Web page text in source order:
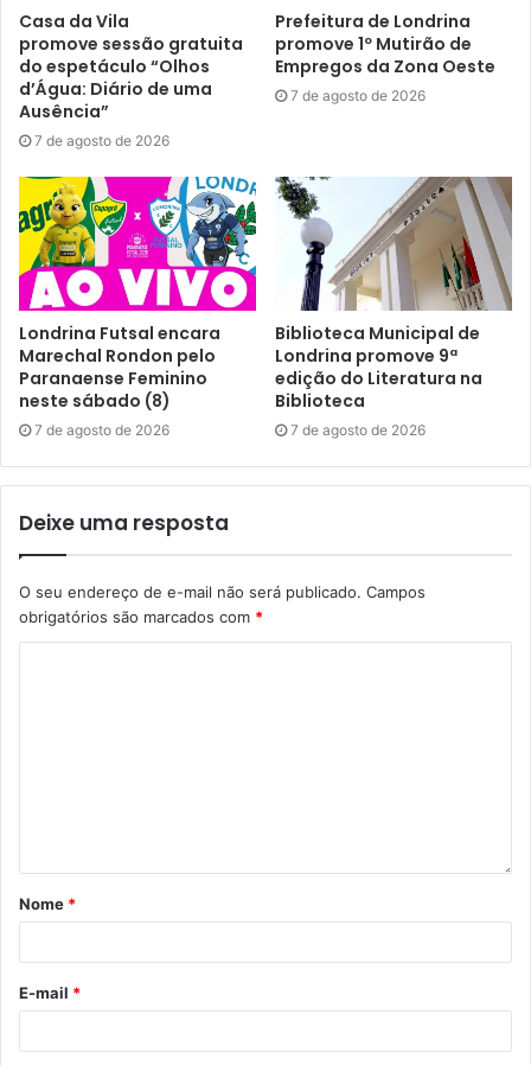
Casa da Vila
promove sessão gratuita
do espetáculo “Olhos
d’Água: Diário de uma
Ausência”
7 de agosto de 2026
Prefeitura de Londrina
promove 1º Mutirão de
Empregos da Zona Oeste
7 de agosto de 2026
Londrina Futsal encara
Marechal Rondon pelo
Paranaense Feminino
neste sábado (8)
7 de agosto de 2026
Biblioteca Municipal de
Londrina promove 9ª
edição do Literatura na
Biblioteca
7 de agosto de 2026
Deixe uma resposta
O seu endereço de e-mail não será publicado. Campos
obrigatórios são marcados com *
Nome *
E-mail *